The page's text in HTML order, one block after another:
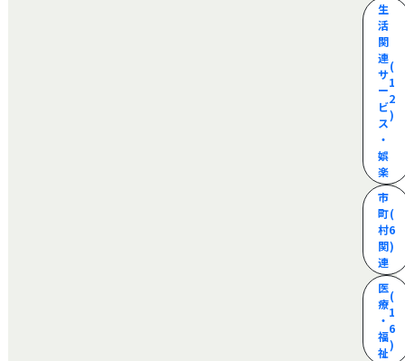
生
活
関
連
サ
ー
ビ
ス
・
娯
楽
(
1
2
)
市
町
村
関
連
(
6
)
医
療
・
福
祉
(
1
6
)